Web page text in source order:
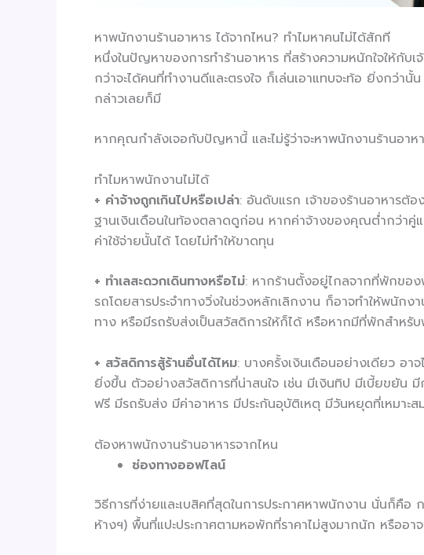
หาพนักงานร้านอาหาร ได้จากไหน? ทำไมหาคนไม่ได้สักที
หนึ่งในปัญหาของการทำร้านอาหาร ที่สร้างความหนักใจให้กั
กว่าจะได้คนที่ทำงานดีและตรงใจ ก็เล่นเอาแทบจะท้อ ยิ่งกว่
กล่าวเลยก็มี
หากคุณกำลังเจอกับปัญหานี้ และไม่รู้ว่าจะหาพนักงานร้านอาห
ทำไมหาพนักงานไม่ได้
+ ค่าจ้างถูกเกินไปหรือเปล่า: อันดับแรก เจ้าของร้านอาหารต้
ฐานเงินเดือนในท้องตลาดดูก่อน หากค่าจ้างของคุณต่ำกว่าคู่
ค่าใช้จ่ายนั้นได้ โดยไม่ทำให้ขาดทุน
+ ทำเลสะดวกเดินทางหรือไม่: หากร้านตั้งอยู่ไกลจากที่พักขอ
รถโดยสารประจำทางวิ่งในช่วงหลักเลิกงาน ก็อาจทำให้พนัก
ทาง หรือมีรถรับส่งเป็นสวัสดิการให้ก็ได้ หรือหากมีที่พักสำหรั
+ สวัสดิการสู้ร้านอื่นได้ไหม: บางครั้งเงินเดือนอย่างเดียว อ
ยิ่งขึ้น ตัวอย่างสวัสดิการที่น่าสนใจ เช่น มีเงินทิป มีเบี้ยขยัน
ฟรี มีรถรับส่ง มีค่าอาหาร มีประกันอุบัติเหตุ มีวันหยุดที่เหมาะ
ต้องหาพนักงานร้านอาหารจากไหน
ช่องทางออฟไลน์
วิธีการที่ง่ายและเบสิคที่สุดในการประกาศหาพนักงาน นั่นก็คื
ห้างฯ) พื้นที่แปะประกาศตามหอพักที่ราคาไม่สูงมากนัก หรืออา